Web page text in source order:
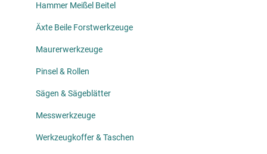
Hammer Meißel Beitel
Äxte Beile Forstwerkzeuge
Maurerwerkzeuge
Pinsel & Rollen
Sägen & Sägeblätter
Messwerkzeuge
Werkzeugkoffer & Taschen